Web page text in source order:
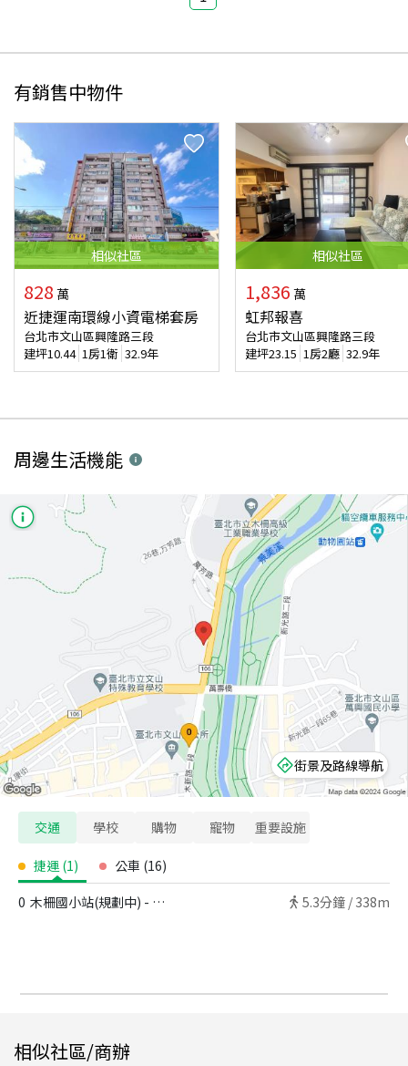
有銷售中物件
相似社區
828 萬
近捷運南環線小資電梯套房
台北市文山區興隆路三段
建坪10.44 1房1衛 32.9年
相似社區
1,836 萬
虹邦報喜
台北市文山區興隆路三段
建坪23.15 1房2廳 32.9年
周邊生活機能
街景及路線導航
交通 學校 購物 寵物 重要設施
捷運 (1) 公車 (16)
0 木柵國小站(規劃中) - 出口 5.3分鐘 / 338m
相似社區/商辦